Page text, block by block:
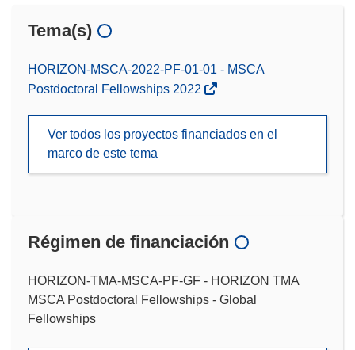
Tema(s)
HORIZON-MSCA-2022-PF-01-01 - MSCA
Postdoctoral Fellowships 2022
Ver todos los proyectos financiados en el
marco de este tema
Régimen de financiación
HORIZON-TMA-MSCA-PF-GF - HORIZON TMA
MSCA Postdoctoral Fellowships - Global
Fellowships